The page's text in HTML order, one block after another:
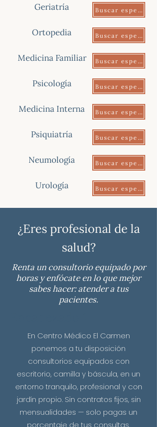
Geriatría Buscar especialista
Ortopedia Buscar especialista
Medicina Familiar Buscar especialista
Psicología Buscar especialista
Medicina Interna Buscar especialista
Psiquiatría Buscar especialista
Neumología Buscar especialista
Urología Buscar especialista
¿Eres profesional de la
salud?
Renta un consultorio equipado por
horas y enfócate en lo que mejor
sabes hacer: atender a tus
pacientes.
En Centro Médico El Carmen
ponemos a tu disposición
consultorios equipados con
escritorio, camilla y báscula, en un
entorno tranquilo, profesional y con
jardín propio. Sin contratos fijos, sin
mensualidades — solo pagas un
porcentaje de tus consultas.